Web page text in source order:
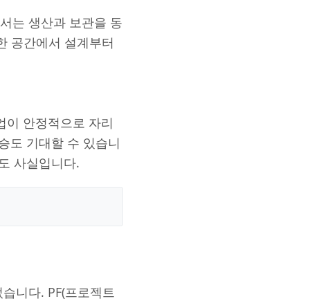
는 생산과 보관을 동
공간에서 설계부터
이 안정적으로 자리
도 기대할 수 있습니
사실입니다.
니다. PF(프로젝트